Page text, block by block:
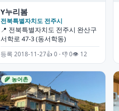
Y누리봄
전북특별자치도 전주시
📍 전북특별자치도 전주시 완산구
서학로 47-3 (동서학동)
등록 2018-11-27👍 0 · 👎 0👁 12
🌾 농어촌